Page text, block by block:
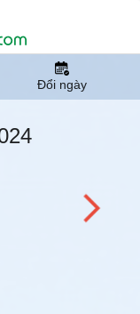
Đổi ngày